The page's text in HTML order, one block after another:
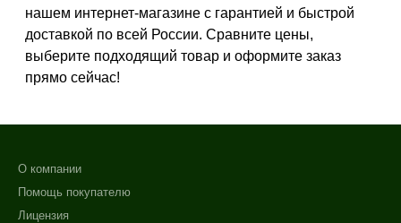
Зрелая
Показать еще
Возраст
Любой возраст (от 18 лет)
Показать еще
нашем интернет-магазине с гарантией и быстрой
доставкой по всей России. Сравните цены,
выберите подходящий товар и оформите заказ
прямо сейчас!
О компании
Помощь покупателю
Лицензия